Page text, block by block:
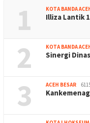
1 KOTA BANDA
Illiza Lantik
2 KOTA BANDA
Sinergi
3 ACEH BESAR